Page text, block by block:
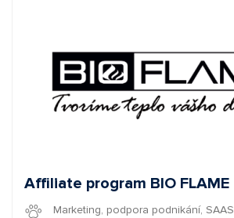
Affiliate program BIO FLAME
Marketing, podpora podnikání, SAAS